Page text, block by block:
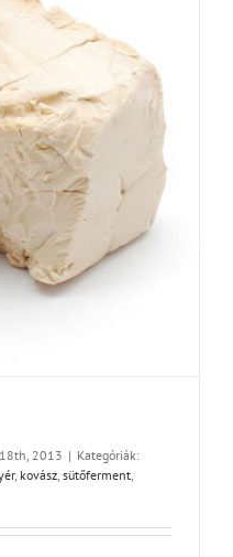
2013 | Kategóriák:
, kovász, sütőferment,